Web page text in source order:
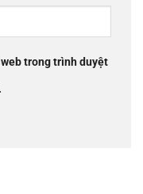
trong trình duyệt